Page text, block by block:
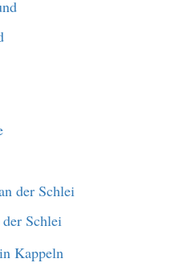
der Schlei